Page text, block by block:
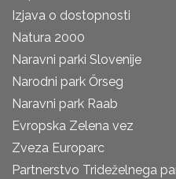
Izjava o dostopnosti
Natura 2000
Naravni parki Slovenije
Narodni park Őrseg
Naravni park Raab
Evropska Zelena vez
Zveza Europarc
Partnerstvo Trideželnega